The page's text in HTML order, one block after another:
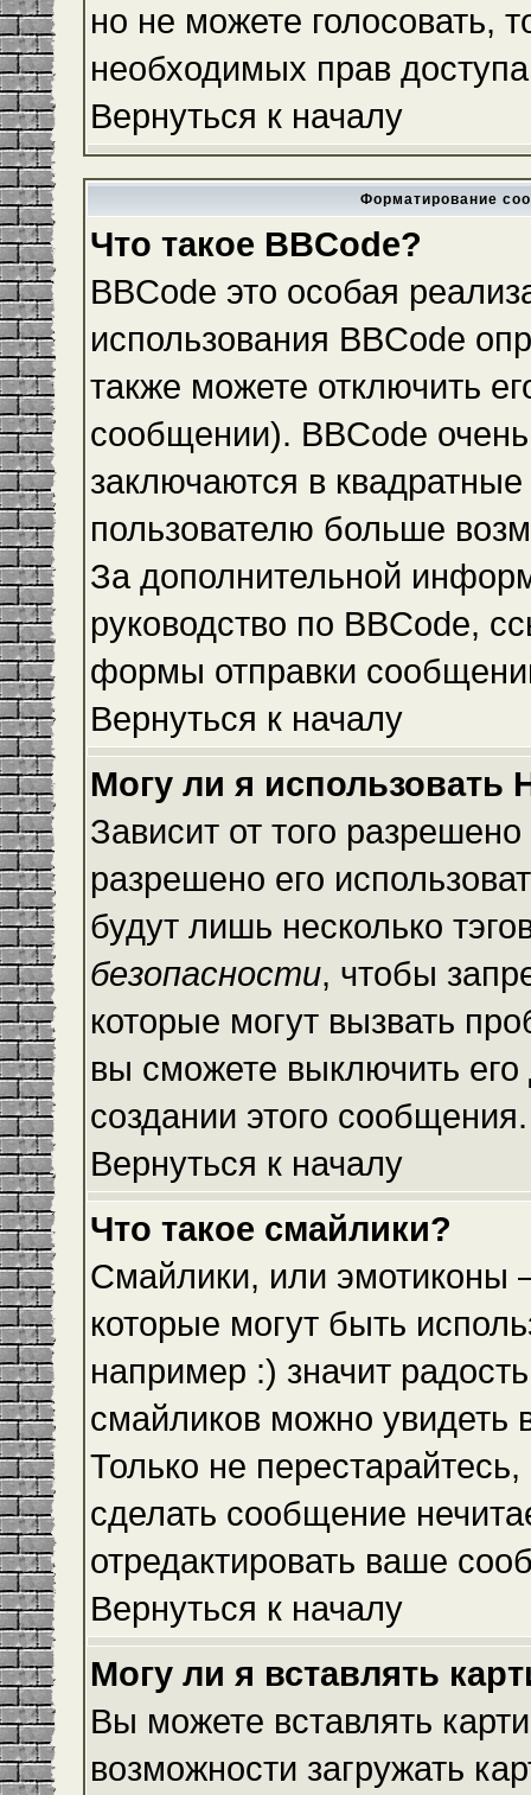
но не можете голосовать,
необходимых прав
Вернуться к началу
Форматирование
Что такое BBCode?
BBCode это особая
использования BBCode
также можете отключить
сообщении). BBCode
заключаются в
пользователю больше
За дополнительной
руководство по BBCode,
формы отправки
Вернуться к началу
Могу ли я использовать
Зависит от того
разрешено его
будут лишь несколько
безопасности, чтобы
которые могут вызвать
вы сможете выключить
создании этого сообщения.
Вернуться к началу
Что такое смайлики?
Смайлики, или эмотиконы
которые могут быть
например :) значит
смайликов можно
Только не
сделать сообщение
отредактировать ваше
Вернуться к началу
Могу ли я вставлять
Вы можете вставлять
возможности загружать